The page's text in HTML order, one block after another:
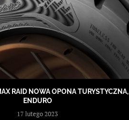
RAID NOWA OPONA TURYSTYCZNA,
ENDURO
17 lutego 2023